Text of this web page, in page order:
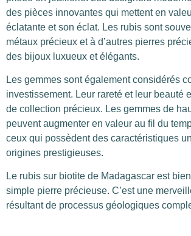
des pièces innovantes qui mettent en
éclatante et son éclat. Les rubis sont
métaux précieux et à d’autres pierres
des bijoux luxueux et élégants.
Les gemmes sont également considérés
investissement. Leur rareté et leur beauté
de collection précieux. Les gemmes de
peuvent augmenter en valeur au fil du
ceux qui possèdent des caractéristiques
origines prestigieuses.
Le rubis sur biotite de Madagascar est
simple pierre précieuse. C’est une
résultant de processus géologiques